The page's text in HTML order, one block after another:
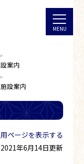
案内
設案内
ページを表示する
年6月14日更新